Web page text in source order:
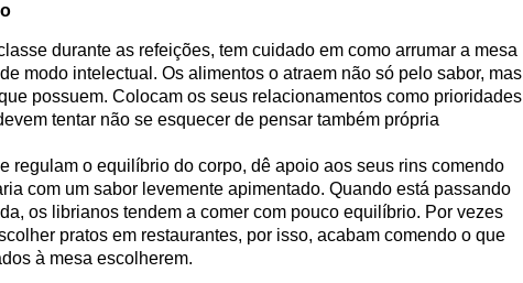
durante as refeições, tem cuidado em como arrumar a mesa
modo intelectual. Os alimentos o atraem não só pelo sabor, mas
possuem. Colocam os seus relacionamentos como prioridades
tentar não se esquecer de pensar também própria
regulam o equilíbrio do corpo, dê apoio aos seus rins comendo
com um sabor levemente apimentado. Quando está passando
os librianos tendem a comer com pouco equilíbrio. Por vezes
pratos em restaurantes, por isso, acabam comendo o que
à mesa escolherem.